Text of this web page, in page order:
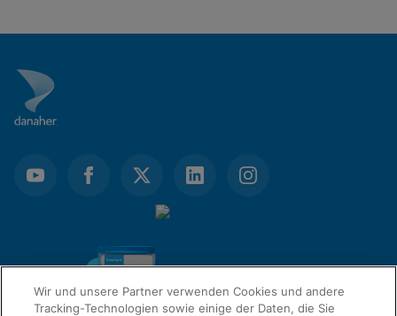
Wir und unsere Partner verwenden Cookies und andere
Tracking-Technologien sowie einige der Daten, die Sie